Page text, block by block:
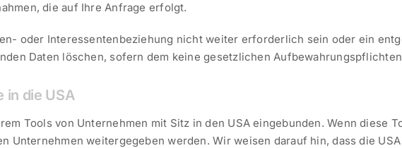
die auf Ihre Anfrage erfolgt.
oder Interessentenbeziehung nicht weiter erforderlich sein oder ein
Daten löschen, sofern dem keine gesetzlichen
in die USA
Tools von Unternehmen mit Sitz in den USA eingebunden. Wenn diese
Unternehmen weitergegeben werden. Wir weisen darauf hin, dass die